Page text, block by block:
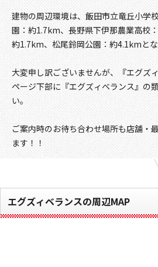
建物の周辺環境は、飯田市立竜丘小学
園：約1.7km、長野県下伊那農業高校
約1.7km、松尾鈴岡公園：約4.1kmとな
大変申し訳ございませんが、『エグズ
ページ下部に『エグズィベランス』の
い。
ご案内時のお待ち合わせ場所も店舗・
ます！！
エグズィベランスの周辺MAP